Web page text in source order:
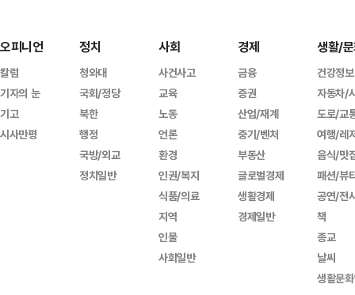
오피니언
칼럼
기자의 눈
기고
시사만평
정치
청와대
국회/정당
북한
행정
국방/외교
정치일반
사회
사건사고
교육
노동
언론
환경
인권/복지
식품/의료
지역
인물
사회일반
경제
금융
증권
산업/재계
중기/벤처
부동산
글로벌경제
생활경제
경제일반
생활/
건강정보
자동차/
도로/교
여행/레
음식/맛
패션/뷰
공연/전
책
종교
날씨
생활문